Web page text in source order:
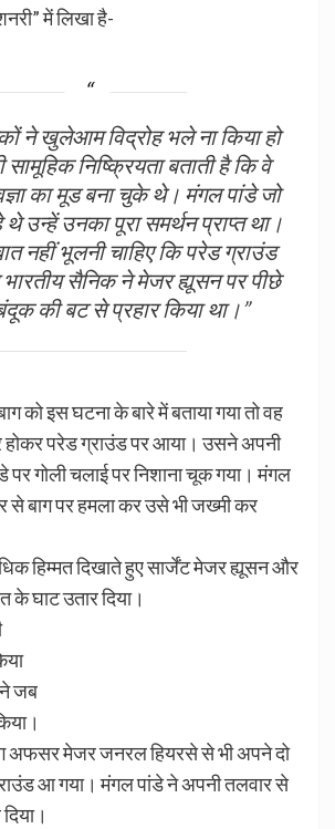
में लिखा है-
ने खुलेआम विद्रोह भले ना किया हो
निष्क्रियता बताती है कि वे
का मूड बना चुके थे। मंगल पांडे जो
उन्हें उनका पूरा समर्थन प्राप्त था।
नहीं भूलनी चाहिए कि परेड ग्राउंड
भारतीय सैनिक ने मेजर ह्यूसन पर पीछे
की बट से प्रहार किया था।”
को इस घटना के बारे में बताया गया तो वह
होकर परेड ग्राउंड पर आया। उसने अपनी
पर गोली चलाई पर निशाना चूक गया। मंगल
से बाग पर हमला कर उसे भी जख्मी कर
हिम्मत दिखाते हुए सार्जेंट मेजर ह्यूसन और
के घाट उतार दिया।
जब
अफसर मेजर जनरल हियरसे से भी अपने दो
आ गया। मंगल पांडे ने अपनी तलवार से